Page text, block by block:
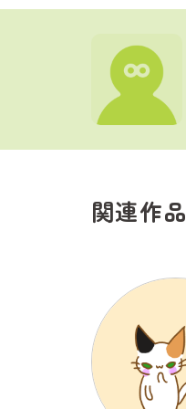
関連作品